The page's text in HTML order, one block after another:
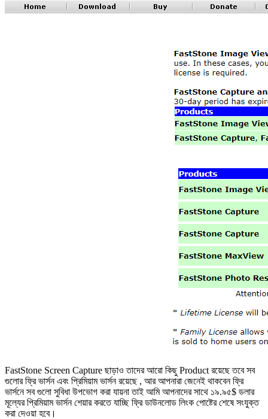
FastStone Screen Capture ছাড়াও তাদের আরো কিছু Product রয়েছে তবে সব
গুলোর ফ্রি ভার্সন এবং প্রিমিয়াম ভার্সন রয়েছে , আর আপনারা জেনেই থাকবেন ফ্রি
ভার্সনে সব গুলো সুবিধা উপভোগ করা যায়না তাই আমি আপনাদের সাথে ১৯.৯৫$ ডলার
মূল্যের প্রিমিয়াম ভার্সন শেয়ার করতে যাচ্ছি ফ্রি ডাউনলোড লিংক পোষ্টের শেষে সংযুক্ত
করা দেওয়া হবে।